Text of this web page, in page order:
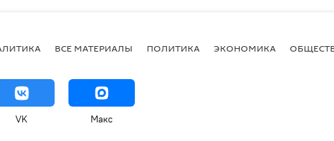
ВСЕ МАТЕРИАЛЫ ПОЛИТИКА ЭКОНОМИКА
VK Макс